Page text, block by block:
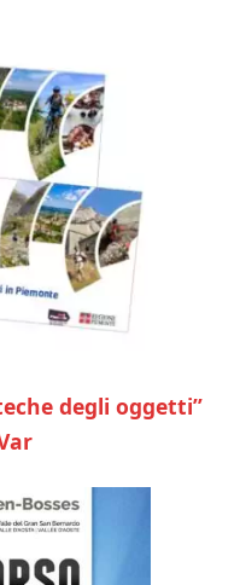
degli oggetti”